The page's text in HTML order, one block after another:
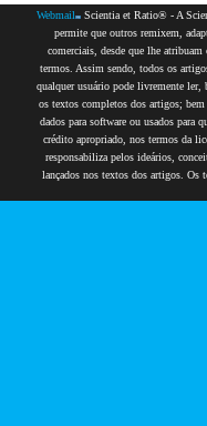
Webmail Scientia et Ratio® - A
permite que outros remixem,
comerciais, desde que lhe
termos. Assim sendo, todos os
qualquer usuário pode livremente
os textos completos dos artigos;
dados para software ou usados para
crédito apropriado, nos termos da
responsabiliza pelos ideários,
lançados nos textos dos artigos. Os